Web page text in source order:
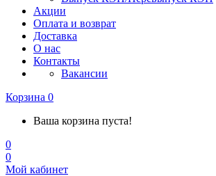
Акции
Оплата и возврат
Доставка
О нас
Контакты
Вакансии
Корзина 0
Ваша корзина пуста!
0
0
Мой кабинет